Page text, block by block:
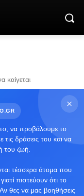
καίγεται
να προβάλουμε το
δράσεις του και να
του ζωή.
τέσσερα άτομα που
πιστεύουν ότι το
θες να μας βοηθήσεις